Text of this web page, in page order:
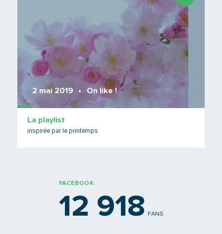
2 mai 2019 On like !
La playlist
inspirée par le printemps
FACEBOOK
12 918 FANS